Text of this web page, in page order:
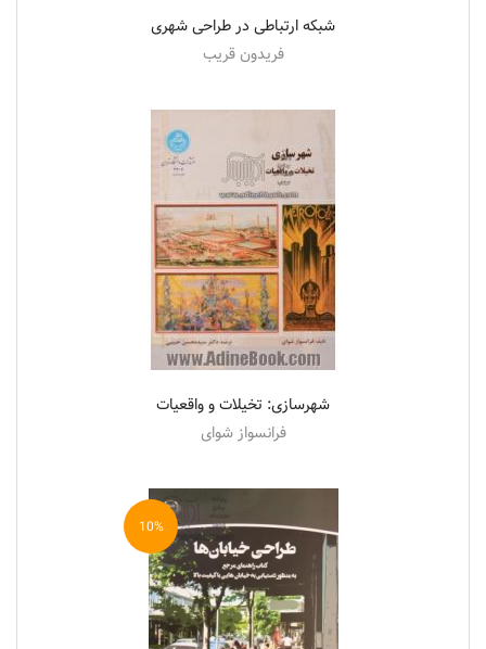
شبکه ارتباطی در طراحی شهری
فریدون قریب
شهرسازی: تخیلات و واقعیات
فرانسواز شوای
10%